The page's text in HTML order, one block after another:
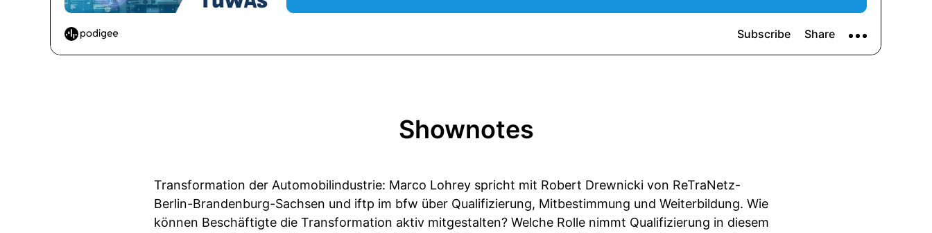
Shownotes
Transformation der Automobilindustrie: Marco Lohrey spricht mit Robert Drewnicki von ReTraNetz-
Berlin-Brandenburg-Sachsen und iftp im bfw über Qualifizierung, Mitbestimmung und Weiterbildung. Wie
können Beschäftigte die Transformation aktiv mitgestalten? Welche Rolle nimmt Qualifizierung in diesem